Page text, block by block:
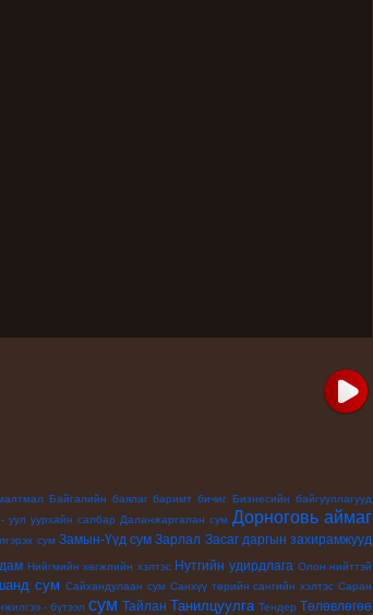
Байгалийн баялаг баримт бичиг Бизнесийн байгууллагууд
уул уурхайн салбар Даланжаргалан сум Дорноговь аймаг
сум Замын-Үүд сум Зарлал Засаг даргын захирамжууд
Нийгмийн хөгжлийн хэлтэс Нутгийн удирдлага Олон нийттэй
сум Сайхандулаан сум Санхүү төрийн сангийн хэлтэс Саран
- бүтээл сум Тайлан Танилцуулга Тендер Төлөвлөгөө